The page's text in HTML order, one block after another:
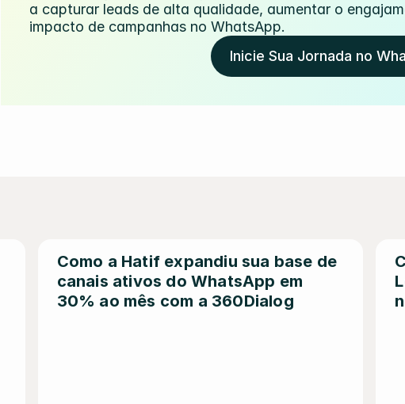
a capturar leads de alta qualidade, aumentar o
impacto de campanhas no WhatsApp.
Inicie Sua Jornada no
Como a Hatif expandiu sua base de
canais ativos do WhatsApp em
30% ao mês com a 360Dialog